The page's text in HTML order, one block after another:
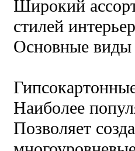
Широкий
стилей
Основные виды
Наиболее
Позволяет